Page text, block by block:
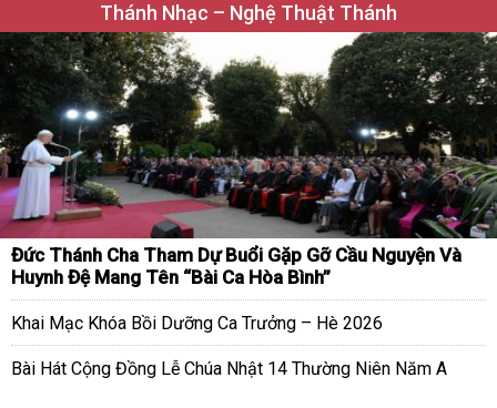
Thánh Nhạc – Nghệ Thuật Thánh
Đức Thánh Cha Tham Dự Buổi Gặp Gỡ Cầu Nguyện Và
Huynh Đệ Mang Tên “Bài Ca Hòa Bình”
Khai Mạc Khóa Bồi Dưỡng Ca Trưởng – Hè 2026
Bài Hát Cộng Đồng Lễ Chúa Nhật 14 Thường Niên Năm A